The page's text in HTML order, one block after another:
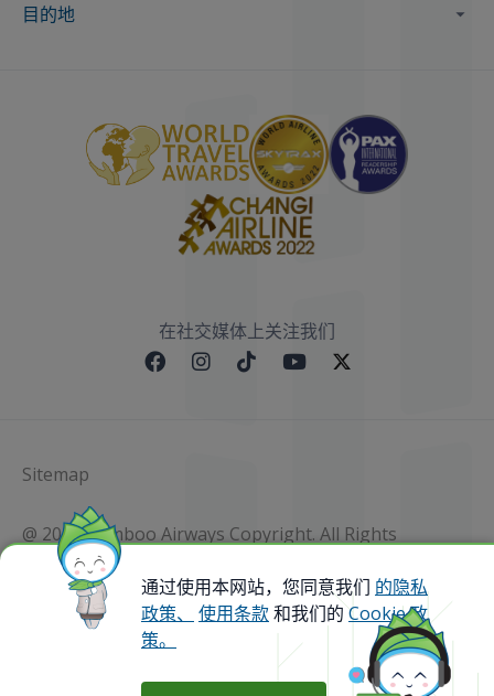
目的地
在社交媒体上关注我们
Sitemap
@ 2023 Bamboo Airways Copyright. All Rights
Reserved.
Business Registration Code: 010786737
通过使用本网站，您同意我们 的隐私
政策、
使用条款和我们的Cookie 政
策。